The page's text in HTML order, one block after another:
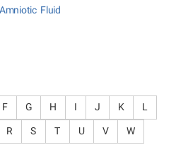
Fluid
F G H I J K
L
R S T U V
W